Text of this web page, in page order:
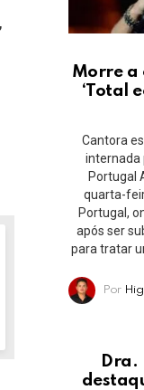
Morre a
‘Total
Cantora
internada
Portugal
quarta-
Portugal,
após ser
para tratar
Por
Dra.